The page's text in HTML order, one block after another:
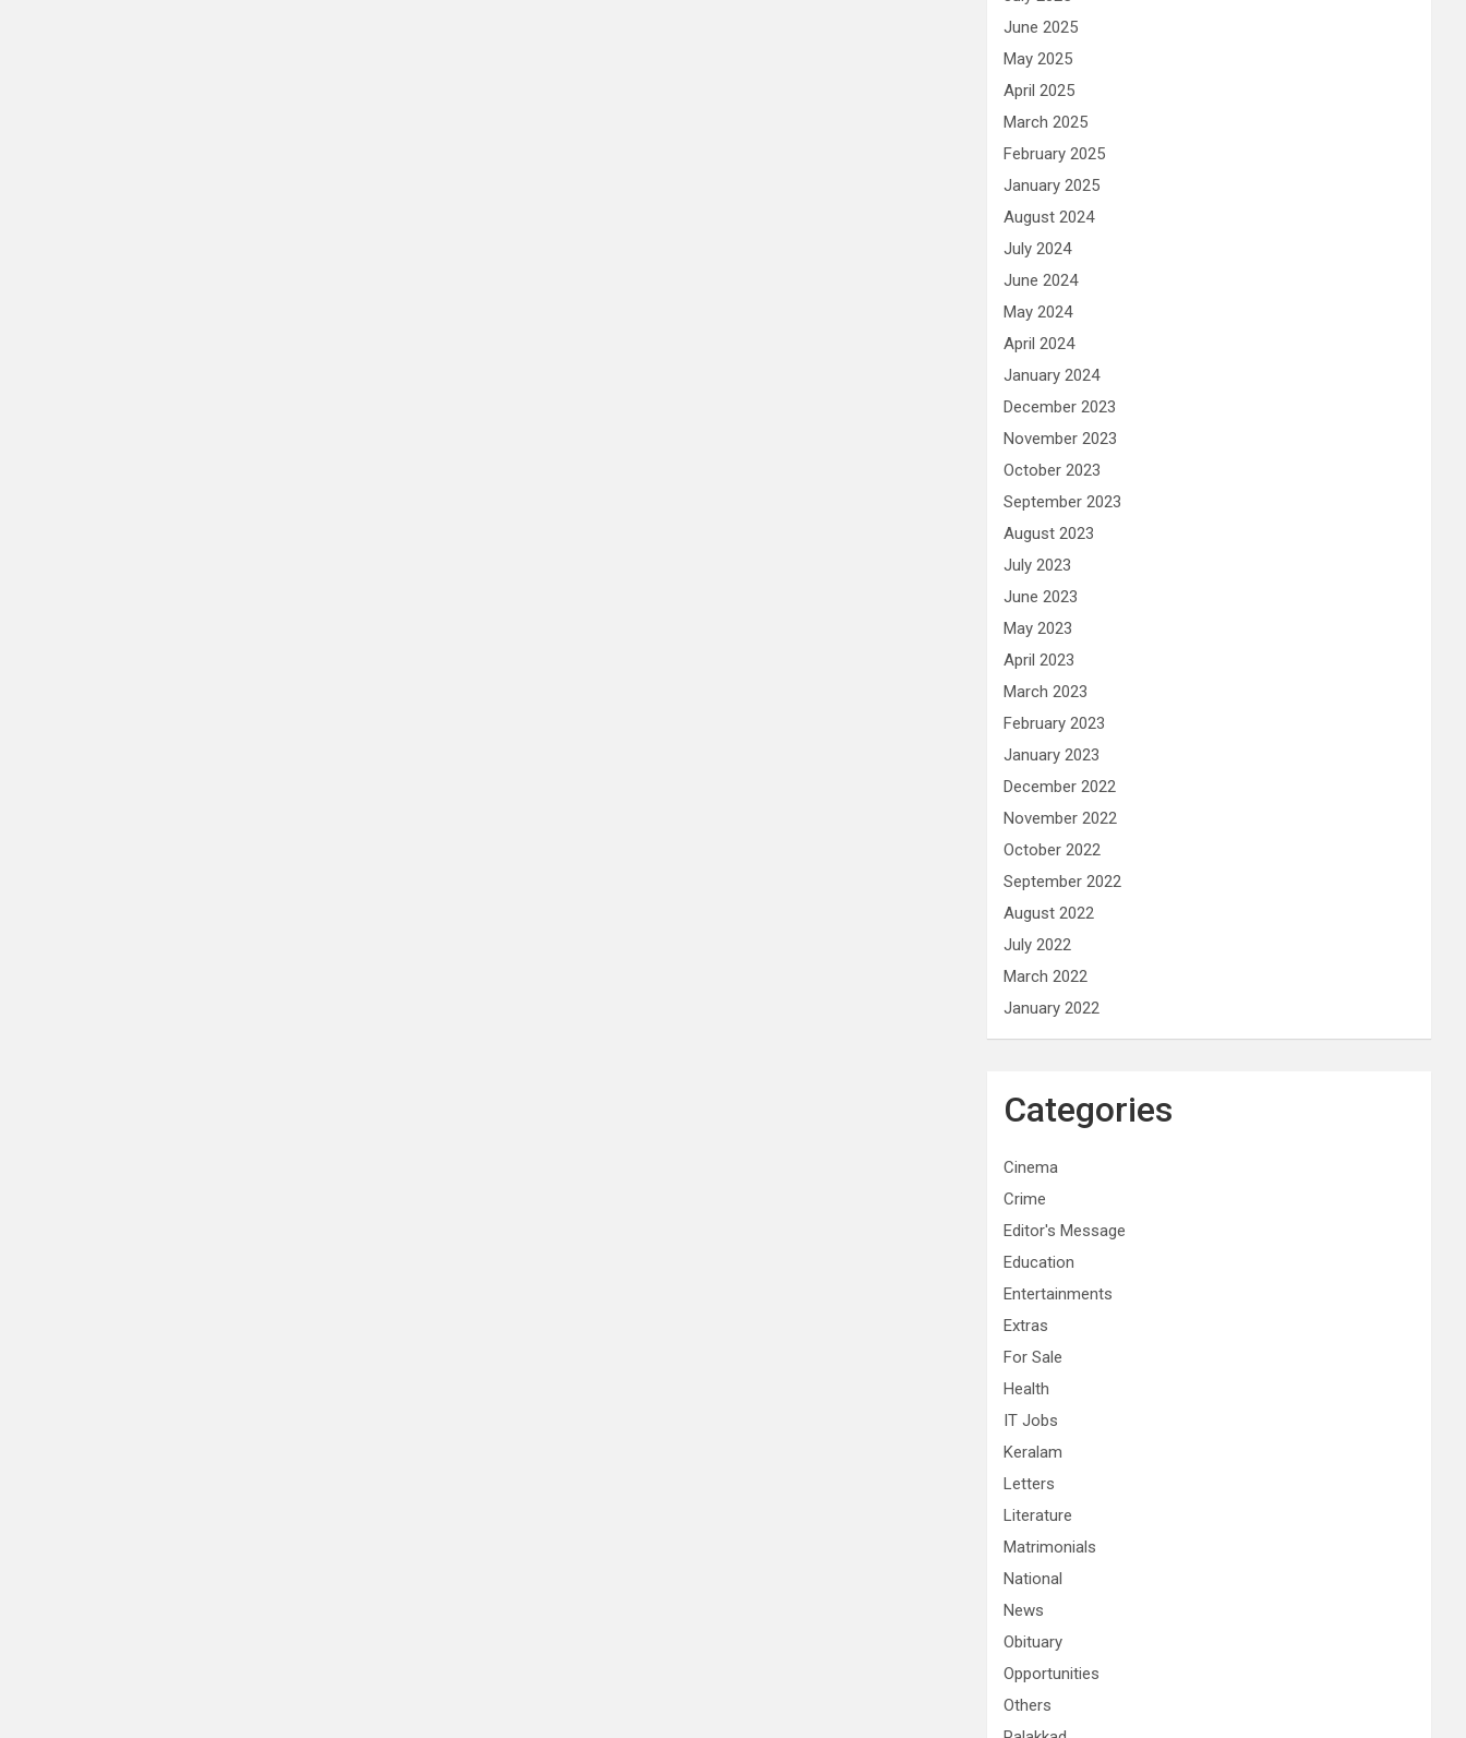
June 2025
May 2025
April 2025
March 2025
February 2025
January 2025
August 2024
July 2024
June 2024
May 2024
April 2024
January 2024
December 2023
November 2023
October 2023
September 2023
August 2023
July 2023
June 2023
May 2023
April 2023
March 2023
February 2023
January 2023
December 2022
November 2022
October 2022
September 2022
August 2022
July 2022
March 2022
January 2022
Categories
Cinema
Crime
Editor's Message
Education
Entertainments
Extras
For Sale
Health
IT Jobs
Keralam
Letters
Literature
Matrimonials
National
News
Obituary
Opportunities
Others